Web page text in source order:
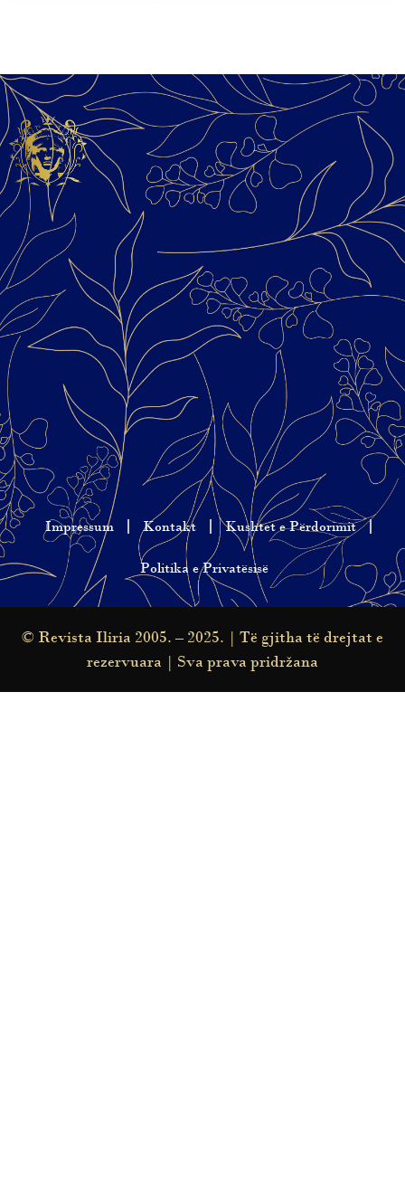
Impressum Kontakt Kushtet e Përdorimit
Politika e Privatësisë
© Revista Iliria 2005. – 2025. | Të gjitha të drejtat e
rezervuara | Sva prava pridržana